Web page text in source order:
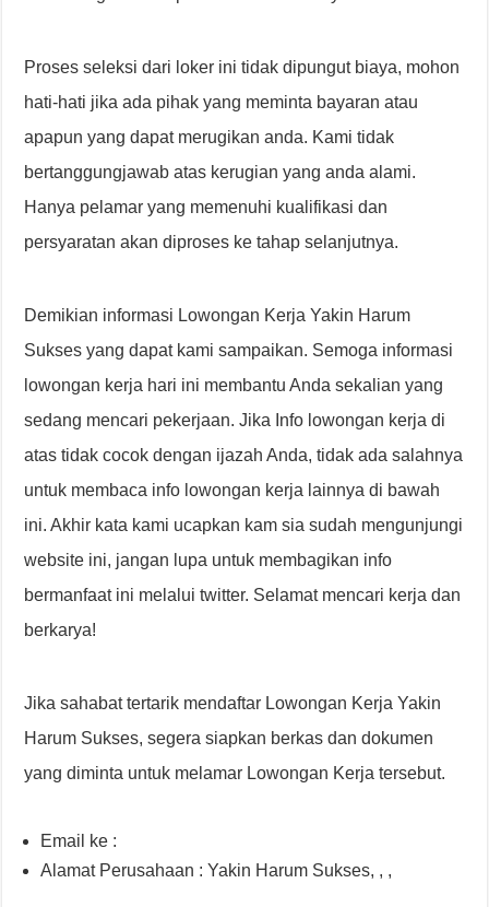
Proses seleksi dari loker ini tidak dipungut biaya, mohon
hati-hati jika ada pihak yang meminta bayaran atau
apapun yang dapat merugikan anda. Kami tidak
bertanggungjawab atas kerugian yang anda alami.
Hanya pelamar yang memenuhi kualifikasi dan
persyaratan akan diproses ke tahap selanjutnya.
Demikian informasi Lowongan Kerja Yakin Harum
Sukses yang dapat kami sampaikan. Semoga informasi
lowongan kerja hari ini membantu Anda sekalian yang
sedang mencari pekerjaan. Jika Info lowongan kerja di
atas tidak cocok dengan ijazah Anda, tidak ada salahnya
untuk membaca info lowongan kerja lainnya di bawah
ini. Akhir kata kami ucapkan kam sia sudah mengunjungi
website ini, jangan lupa untuk membagikan info
bermanfaat ini melalui twitter. Selamat mencari kerja dan
berkarya!
Jika sahabat tertarik mendaftar Lowongan Kerja Yakin
Harum Sukses, segera siapkan berkas dan dokumen
yang diminta untuk melamar Lowongan Kerja tersebut.
Email ke :
Alamat Perusahaan : Yakin Harum Sukses, , ,